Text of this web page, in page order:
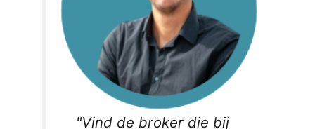
"Vind de broker die bij